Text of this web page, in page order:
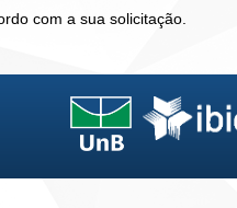
com a sua solicitação.